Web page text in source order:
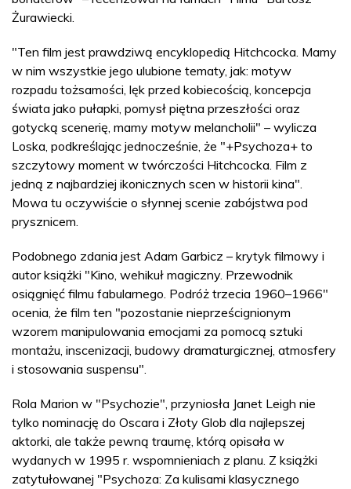
Żurawiecki.
"Ten film jest prawdziwą encyklopedią Hitchcocka. Mamy
w nim wszystkie jego ulubione tematy, jak: motyw
rozpadu tożsamości, lęk przed kobiecością, koncepcja
świata jako pułapki, pomysł piętna przeszłości oraz
gotycką scenerię, mamy motyw melancholii" – wylicza
Loska, podkreślając jednocześnie, że "+Psychoza+ to
szczytowy moment w twórczości Hitchcocka. Film z
jedną z najbardziej ikonicznych scen w historii kina".
Mowa tu oczywiście o słynnej scenie zabójstwa pod
prysznicem.
Podobnego zdania jest Adam Garbicz – krytyk filmowy i
autor książki "Kino, wehikuł magiczny. Przewodnik
osiągnięć filmu fabularnego. Podróż trzecia 1960–1966"
ocenia, że film ten "pozostanie nieprześcignionym
wzorem manipulowania emocjami za pomocą sztuki
montażu, inscenizacji, budowy dramaturgicznej, atmosfery
i stosowania suspensu".
Rola Marion w "Psychozie", przyniosła Janet Leigh nie
tylko nominację do Oscara i Złoty Glob dla najlepszej
aktorki, ale także pewną traumę, którą opisała w
wydanych w 1995 r. wspomnieniach z planu. Z książki
zatytułowanej "Psychoza: Za kulisami klasycznego